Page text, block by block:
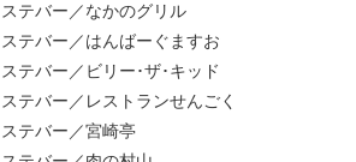
ステバー／なかのグリル
ステバー／はんばーぐますお
ステバー／ビリー･ザ･キッド
ステバー／レストランせんごく
ステバー／宮崎亭